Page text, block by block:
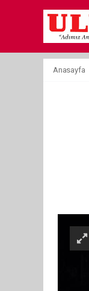
Anasayfa